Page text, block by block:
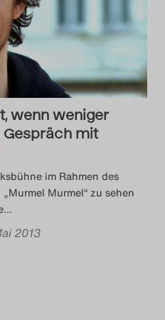
Blog
Blog
Blog
Blog
wenn weniger
Gespräch mit
im Rahmen des
Murmel“ zu sehen
…
2013